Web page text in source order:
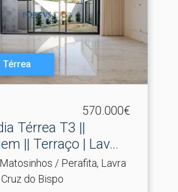
Térrea
570.000€
Térrea T3 ||
|| Terraço | Lav.​..
/ Perafita, Lavra
do Bispo